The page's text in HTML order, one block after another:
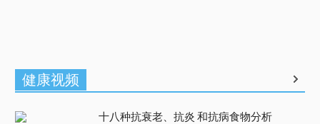
健康视频
十八种抗衰老、抗炎 和抗病食物分析